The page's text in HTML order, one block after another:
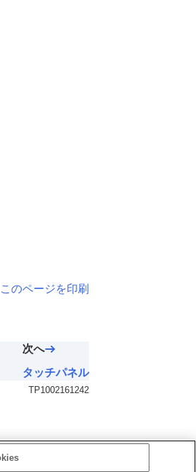
このページを印刷
次へ
タッチパネル
TP1002161242